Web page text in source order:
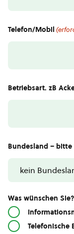
Telefon/Mobil
Betriebsart. zB
Bundesland – bitte
Was wünschen Sie?
Telefonische